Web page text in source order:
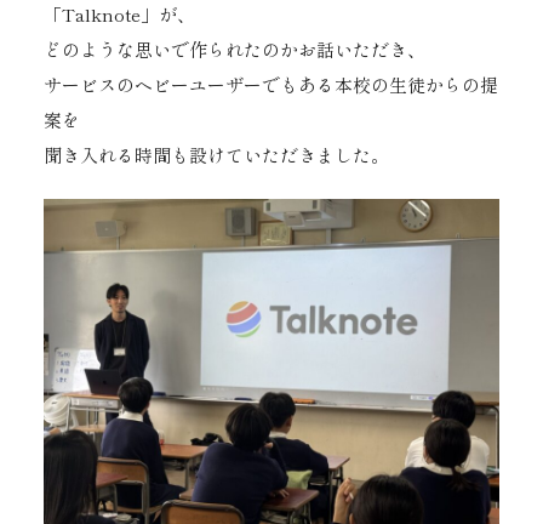
「Talknote」が、
どのような思いで作られたのかお話いただき、
サービスのヘビーユーザーでもある本校の生徒からの提
案を
聞き入れる時間も設けていただきました。